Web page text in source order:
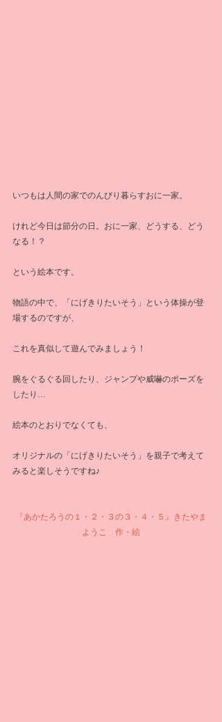
いつもは人間の家でのんびり暮らすおに一家。
けれど今日は節分の日。おに一家、どうする、どう
なる！？
という絵本です。
物語の中で、「にげきりたいそう」という体操が登
場するのですが、
これを真似して遊んでみましょう！
腕をぐるぐる回したり、ジャンプや威嚇のポーズを
したり…
絵本のとおりでなくても、
オリジナルの「にげきりたいそう」を親子で考えて
みると楽しそうですね♪
『あかたろうの１・２・３の３・４・５』きたやま
ようこ　作・絵